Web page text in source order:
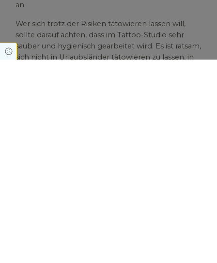
an.
Wer sich trotz der Risiken tätowieren lassen will,
sollte darauf achten, dass im Tattoo-Studio sehr
sauber und hygienisch gearbeitet wird. Es ist ratsam,
sich nicht in Urlaubsländer tätowieren zu lassen, in
Cookie Einstellungen